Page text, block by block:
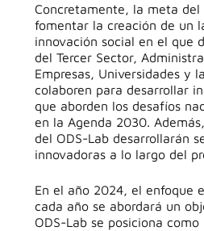
Concretamente, la meta del
fomentar la creación de un
innovación social en el que
del Tercer Sector,
Empresas, Universidades y
colaboren para desarrollar
que aborden los desafíos
en la Agenda 2030.
del ODS-Lab desarrollarán
innovadoras a lo largo del
En el año 2024, el enfoque
cada año se abordará un
ODS-Lab se posiciona